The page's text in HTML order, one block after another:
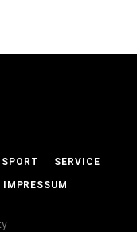
SPORT SERVICE
IMPRESSUM